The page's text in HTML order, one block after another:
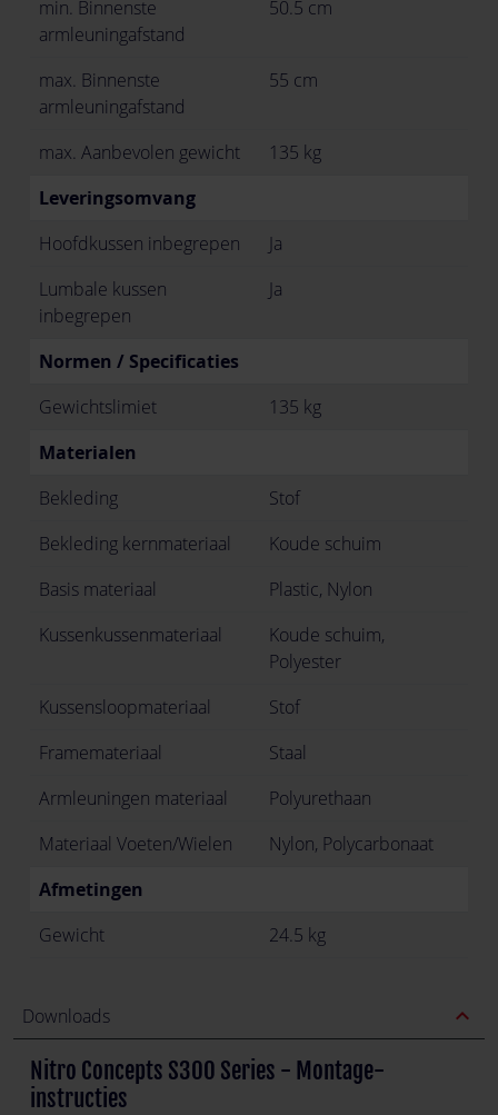
min. Binnenste
armleuningafstand
50.5 cm
max. Binnenste
armleuningafstand
55 cm
max. Aanbevolen gewicht
135 kg
Leveringsomvang
Hoofdkussen inbegrepen
Ja
Lumbale kussen
inbegrepen
Ja
Normen / Specificaties
Gewichtslimiet
135 kg
Materialen
Bekleding
Stof
Bekleding kernmateriaal
Koude schuim
Basis materiaal
Plastic, Nylon
Kussenkussenmateriaal
Koude schuim,
Polyester
Kussensloopmateriaal
Stof
Framemateriaal
Staal
Armleuningen materiaal
Polyurethaan
Materiaal Voeten/Wielen
Nylon, Polycarbonaat
Afmetingen
Gewicht
24.5 kg
Downloads expand_less
Nitro Concepts S300 Series - Montage-
instructies